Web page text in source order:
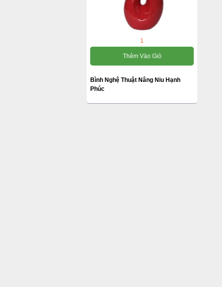
1
Thêm Vào Giỏ
Bình Nghệ Thuật Nâng Niu Hạnh
Phúc